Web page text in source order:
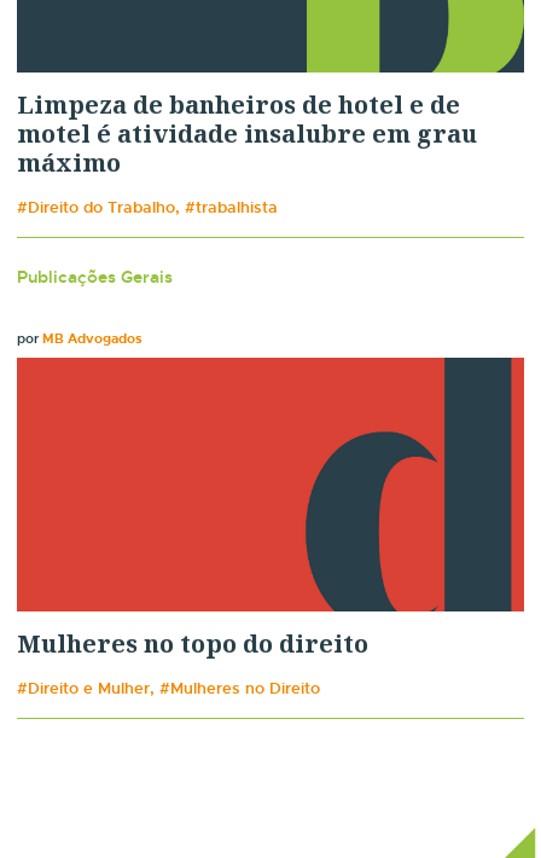
Limpeza de banheiros de hotel e de
motel é atividade insalubre em grau
máximo
#Direito do Trabalho, #trabalhista
Publicações Gerais
porMB Advogados
Mulheres no topo do direito
#Direito e Mulher, #Mulheres no Direito